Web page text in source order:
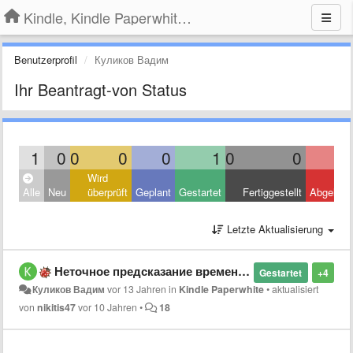
Kindle, Kindle Paperwhite, Kindle Voyage
Benutzerprofil Куликов Вадим
Ihr Beantragt-von Status
1 0 0 0 0 1 0 0
Alle Neu
Wird
überprüft Geplant Gestartet Fertiggestellt
Letzte Aktualisierung
+4
Gestartet
Неточное предсказание времени в Kindle Paperwhite
Куликов Вадим vor 13 Jahren in Kindle Paperwhite•aktualisiert
von nikitis47vor 10 Jahren • 18